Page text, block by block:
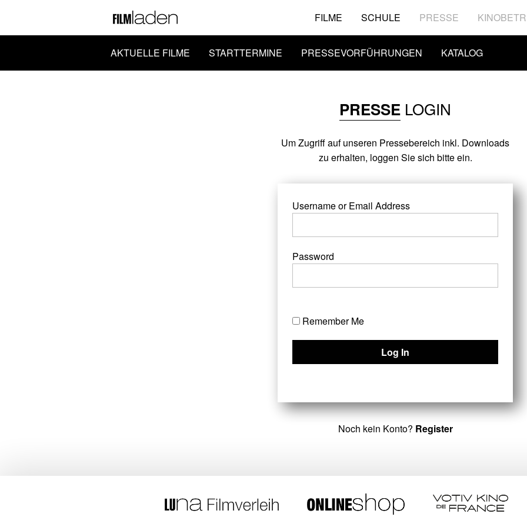
FILME SCHULE PRESSE
AKTUELLE FILME STARTTERMINE PRESSEVORFÜHRUNGEN KATALOG
PRESSE LOGIN
Um Zugriff auf unseren Pressebereich inkl. Downloads
zu erhalten, loggen Sie sich bitte ein.
Username or Email Address
Password
Remember Me
Noch kein Konto? Register